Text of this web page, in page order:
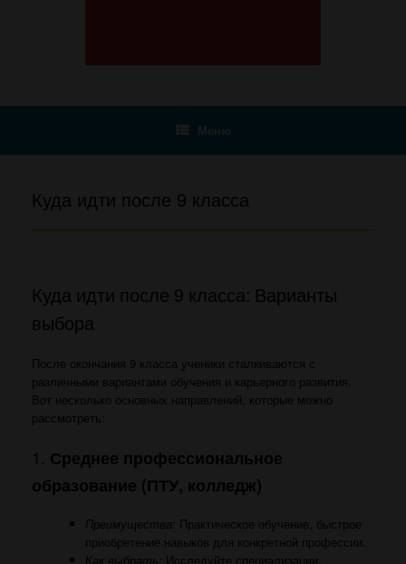
Меню
Куда идти после 9 класса
Куда идти после 9 класса: Варианты
выбора
После окончания 9 класса ученики сталкиваются с
различными вариантами обучения и карьерного развития.
Вот несколько основных направлений, которые можно
рассмотреть:
1. Среднее профессиональное
образование (ПТУ, колледж)
Преимущества: Практическое обучение, быстрое
приобретение навыков для конкретной профессии.
Как выбрать: Исследуйте специализации,